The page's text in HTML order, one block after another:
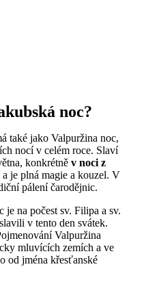
noc?
také jako Valpuržina noc,
nocí v celém roce. Slaví
konkrétně v noci z
a je plná magie a kouzel. V
pálení čarodějnic.
na počest sv. Filipa a sv.
v tento den svátek.
Valpuržina
mluvících zemích a ve
od jména křesťanské